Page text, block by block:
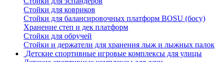
Стойки для ковриков
Стойки для балансировочных платформ BOSU (босу)
Хранение степ и дек платформ
Стойки для обручей
Стойки и держатели для хранения лыж и лыжных палок
Детские спортивные игровые комплексы для улицы